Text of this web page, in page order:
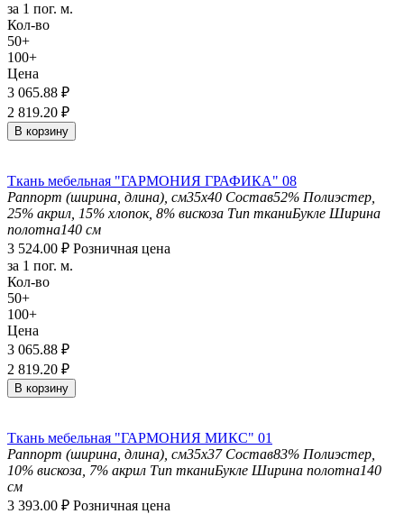
за 1 пог. м.
Кол-во
50+
100+
Цена
3 065.88 ₽
2 819.20 ₽
В корзину
Ткань мебельная "ГАРМОНИЯ ГРАФИКА" 08
Раппорт (ширина, длина), см35х40 Состав52% Полиэстер,
25% акрил, 15% хлопок, 8% вискоза Тип тканиБукле Ширина
полотна140 см
3 524.00 ₽ Розничная цена
за 1 пог. м.
Кол-во
50+
100+
Цена
3 065.88 ₽
2 819.20 ₽
В корзину
Ткань мебельная "ГАРМОНИЯ МИКС" 01
Раппорт (ширина, длина), см35х37 Состав83% Полиэстер,
10% вискоза, 7% акрил Тип тканиБукле Ширина полотна140
см
3 393.00 ₽ Розничная цена